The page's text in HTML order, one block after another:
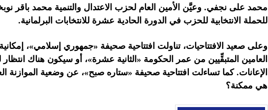
محمد على نجفي. وعيَّن الأمين العام لحزب الاعتدال والتنمية محمد باقر
للحملة الانتخابية للحزب في الدورة الحادية عشرة للانتخابات البرلمانية.
وعلى صعيد الافتتاحيات، تناولت افتتاحية صحيفة «جمهوري إسلامي»،
العامين المتبقِّيين من عمر الحكومة «الثانية عشرة»، أو سيكون هناك انتظار
الإعانات. كما تساءلت افتتاحية صحيفة «ستاره صبح»، عن وضعية
هي ممكنة؟